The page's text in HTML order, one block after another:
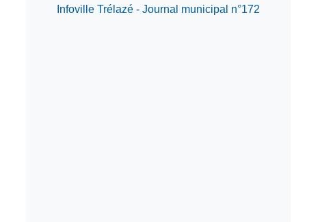
Infoville Trélazé - Journal municipal n°172